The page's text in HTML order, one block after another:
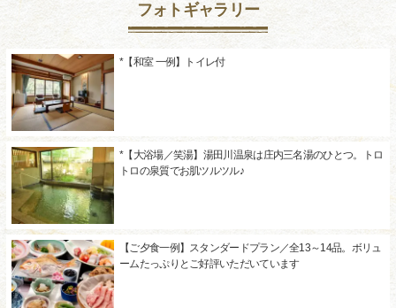
フォトギャラリー
*【和室 一例】トイレ付
*【大浴場／笑湯】湯田川温泉は庄内三名湯のひとつ。トロ
トロの泉質でお肌ツルツル♪
【ご夕食一例】スタンダードプラン／全13～14品。ボリュ
ームたっぷりとご好評いただいています